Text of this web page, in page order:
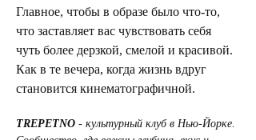
Главное, чтобы в образе было что-то,
что заставляет вас чувствовать себя
чуть более дерзкой, смелой и красивой.
Как в те вечера, когда жизнь вдруг
становится кинематографичной.
TREPETNO - культурный клуб в Нью-Йорке.